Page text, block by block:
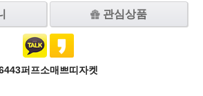
관심상품
퍼프소매쁘띠자켓